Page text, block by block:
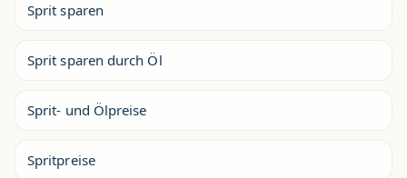
Sprit sparen
Sprit sparen durch Öl
Sprit- und Ölpreise
Spritpreise